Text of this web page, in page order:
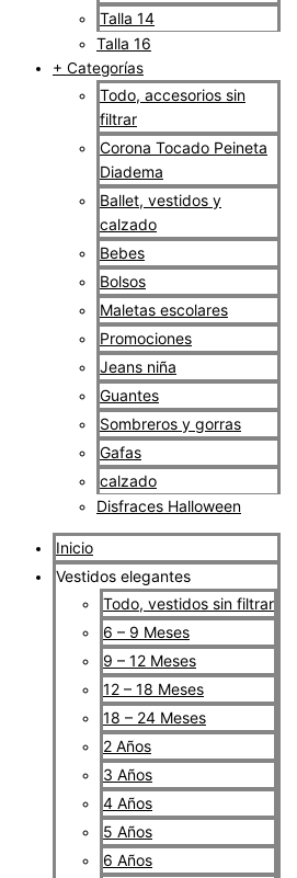
Talla 14
Talla 16
+ Categorías
Todo, accesorios sin
filtrar
Corona Tocado Peineta
Diadema
Ballet, vestidos y
calzado
Bebes
Bolsos
Maletas escolares
Promociones
Jeans niña
Guantes
Sombreros y gorras
Gafas
calzado
Disfraces Halloween
Inicio
Vestidos elegantes
Todo, vestidos sin filtrar
6 – 9 Meses
9 – 12 Meses
12 – 18 Meses
18 – 24 Meses
2 Años
3 Años
4 Años
5 Años
6 Años